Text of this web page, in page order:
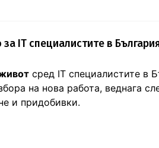
IT специалистите в
сред IT специалистите в
на нова работа, веднага
и придобивки.